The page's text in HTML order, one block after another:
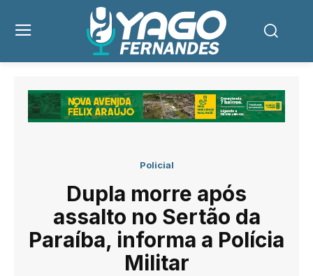
Policial
Dupla morre após
assalto no Sertão da
Paraíba, informa a Polícia
Militar